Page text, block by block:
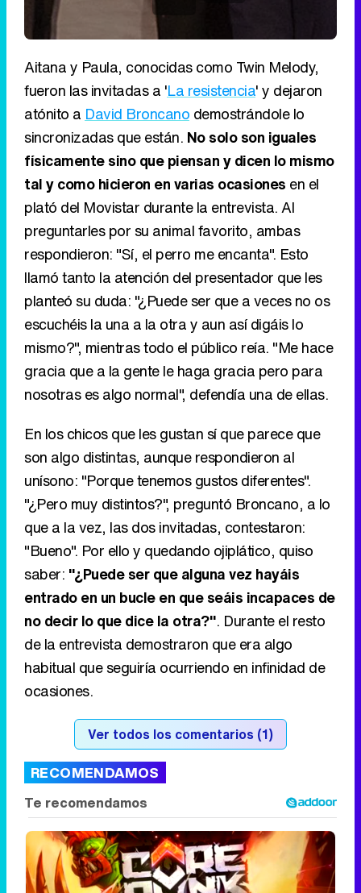
Aitana y Paula, conocidas como Twin Melody,
fueron las invitadas a 'La resistencia' y dejaron
atónito a David Broncano demostrándole lo
sincronizadas que están. No solo son iguales
físicamente sino que piensan y dicen lo mismo
tal y como hicieron en varias ocasiones en el
plató del Movistar durante la entrevista. Al
preguntarles por su animal favorito, ambas
respondieron: "Sí, el perro me encanta". Esto
llamó tanto la atención del presentador que les
planteó su duda: "¿Puede ser que a veces no os
escuchéis la una a la otra y aun así digáis lo
mismo?", mientras todo el público reía. "Me hace
gracia que a la gente le haga gracia pero para
nosotras es algo normal", defendía una de ellas.
En los chicos que les gustan sí que parece que
son algo distintas, aunque respondieron al
unísono: "Porque tenemos gustos diferentes".
"¿Pero muy distintos?", preguntó Broncano, a lo
que a la vez, las dos invitadas, contestaron:
"Bueno". Por ello y quedando ojiplático, quiso
saber: "¿Puede ser que alguna vez hayáis
entrado en un bucle en que seáis incapaces de
no decir lo que dice la otra?". Durante el resto
de la entrevista demostraron que era algo
habitual que seguiría ocurriendo en infinidad de
ocasiones.
Ver todos los comentarios (1)
RECOMENDAMOS